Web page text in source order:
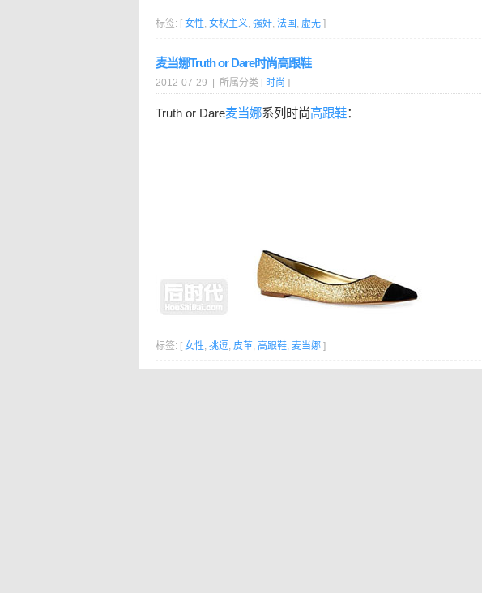
标签: [ 女性, 女权主义, 强奸, 法国 , 虚无 ]
麦当娜Truth or Dare时尚高跟鞋
2012-07-29 | 所属分类 [ 时尚 ]
Truth or Dare麦当娜系列时尚高跟鞋：
标签: [ 女性, 挑逗, 皮革, 高跟鞋, 麦当娜 ]